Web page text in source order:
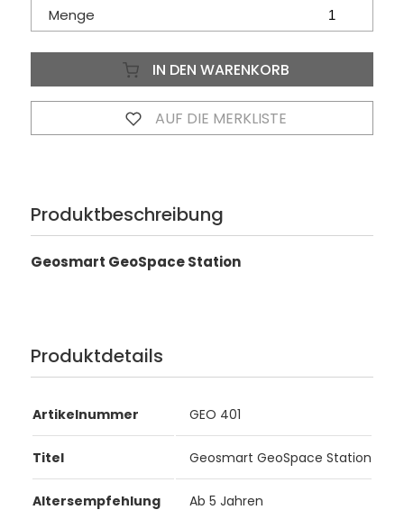
Menge
IN DEN WARENKORB
AUF DIE MERKLISTE
Produktbeschreibung
Geosmart GeoSpace Station
Produktdetails
Artikelnummer GEO 401
Titel Geosmart GeoSpace Station
Altersempfehlung Ab 5 Jahren